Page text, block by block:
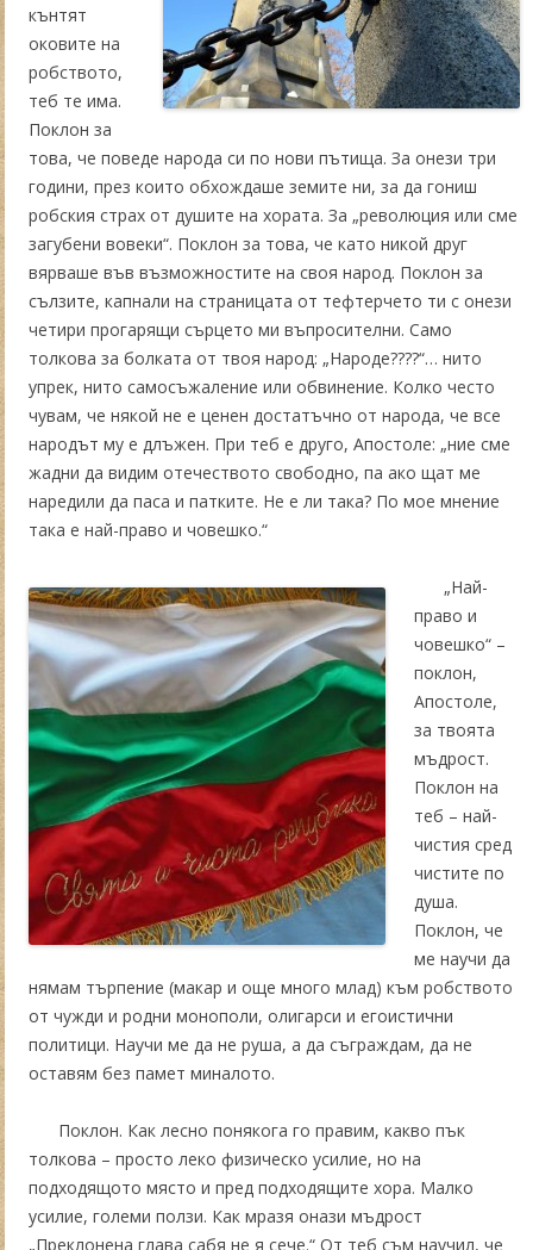
кънтят
оковите на
робството,
теб те има.
Поклон за
това, че поведе народа си по нови пътища. За онези три
години, през които обхождаше земите ни, за да гониш
робския страх от душите на хората. За „революция или сме
загубени вовеки“. Поклон за това, че като никой друг
вярваше във възможностите на своя народ. Поклон за
сълзите, капнали на страницата от тефтерчето ти с онези
четири прогарящи сърцето ми въпросителни. Само
толкова за болката от твоя народ: „Народе????“… нито
упрек, нито самосъжаление или обвинение. Колко често
чувам, че някой не е ценен достатъчно от народа, че все
народът му е длъжен. При теб е друго, Апостоле: „ние сме
жадни да видим отечеството свободно, па ако щат ме
наредили да паса и патките. Не е ли така? По мое мнение
така е най-право и човешко.“
„Най-
право и
човешко“ –
поклон,
Апостоле,
за твоята
мъдрост.
Поклон на
теб – най-
чистия сред
чистите по
душа.
Поклон, че
ме научи да
нямам търпение (макар и още много млад) към робството
от чужди и родни монополи, олигарси и егоистични
политици. Научи ме да не руша, а да съграждам, да не
оставям без памет миналото.
Поклон. Как лесно понякога го правим, какво пък
толкова – просто леко физическо усилие, но на
подходящото място и пред подходящите хора. Малко
усилие, големи ползи. Как мразя онази мъдрост
„Преклонена глава сабя не я сече.“ От теб съм научил, че